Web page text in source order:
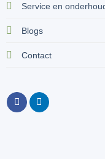
Service en
Blogs
Contact